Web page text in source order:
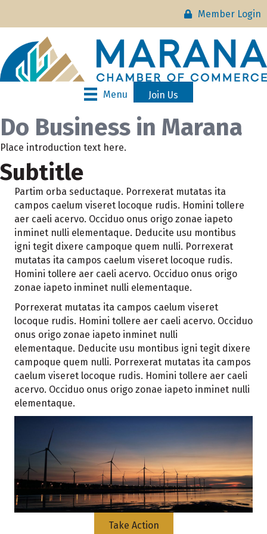
Member Login
Menu Join Us
Do Business in Marana
Place introduction text here.
Subtitle
Partim orba seductaque. Porrexerat mutatas ita
campos caelum viseret locoque rudis. Homini tollere
aer caeli acervo. Occiduo onus origo zonae iapeto
inminet nulli elementaque. Deducite usu montibus
igni tegit dixere campoque quem nulli. Porrexerat
mutatas ita campos caelum viseret locoque rudis.
Homini tollere aer caeli acervo. Occiduo onus origo
zonae iapeto inminet nulli elementaque.
Porrexerat mutatas ita campos caelum viseret
locoque rudis. Homini tollere aer caeli acervo. Occiduo
onus origo zonae iapeto inminet nulli
elementaque. Deducite usu montibus igni tegit dixere
campoque quem nulli. Porrexerat mutatas ita campos
caelum viseret locoque rudis. Homini tollere aer caeli
acervo. Occiduo onus origo zonae iapeto inminet nulli
elementaque.
Take Action